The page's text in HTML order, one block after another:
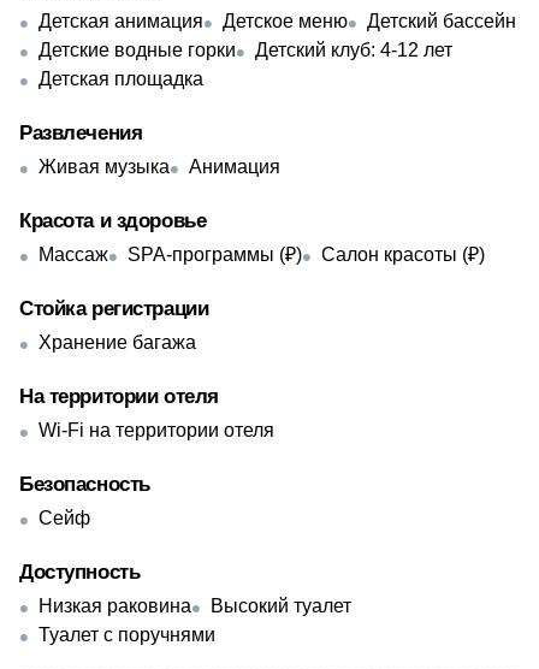
Детская анимация Детское меню
Детский бассейн
Детские водные горки
Детский клуб: 4-12 лет
Детская площадка
Развлечения
Живая музыка Анимация
Красота и здоровье
Массаж SPA-программы (₽) Салон красоты (₽)
Стойка регистрации
Хранение багажа
На территории отеля
Wi-Fi на территории отеля
Безопасность
Сейф
Доступность
Низкая раковина
Высокий туалет
Туалет с поручнями